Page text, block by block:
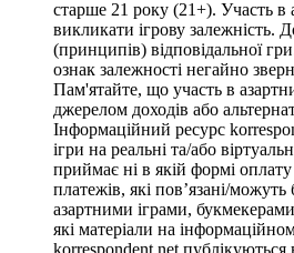
старше 21 року (21+). Участь в
викликати ігрову залежність.
(принципів) відповідальної
ознак залежності негайно
Пам'ятайте, що участь в
джерелом доходів або
Інформаційний ресурс
ігри на реальні та/або
приймає ні в якій формі
платежів, які пов’язані/можуть
азартними іграми,
які матеріали на
korrespondent.net